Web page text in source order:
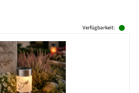
Verfügbarkeit: